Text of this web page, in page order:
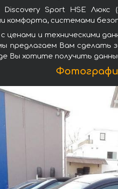
Sport HSE Люкс
комфорта, системами
ценами и техническими
предлагаем Вам сделать
Вы хотите получить